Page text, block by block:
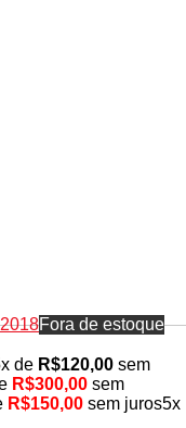
Fora de estoque
x de R$120,00 sem
R$300,00 sem
R$150,00 sem juros5x